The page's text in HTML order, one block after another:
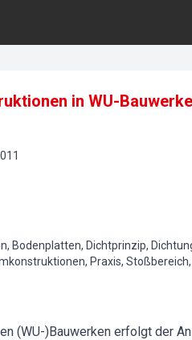
in WU-
Bodenplatten, Dichtprinzip,
Praxis,
(WU-)Bauwerken erfolgt der